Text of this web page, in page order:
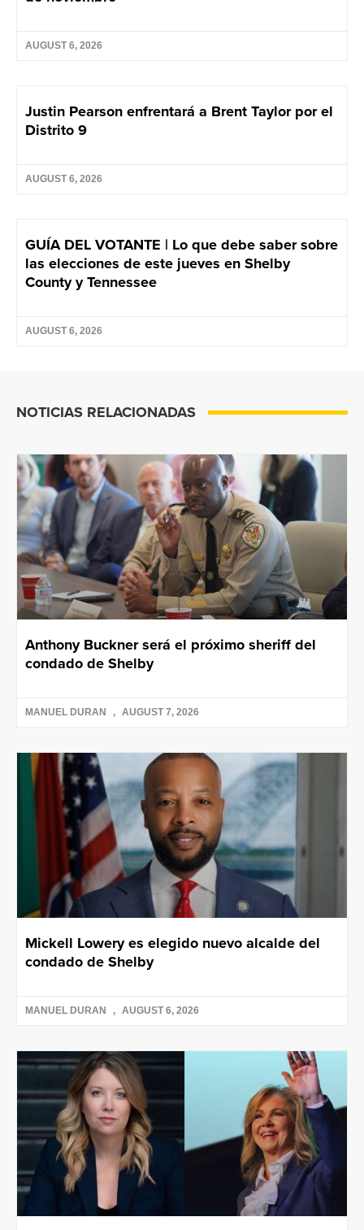
AUGUST 6, 2026
Justin Pearson enfrentará a Brent Taylor por el
Distrito 9
AUGUST 6, 2026
GUÍA DEL VOTANTE | Lo que debe saber sobre
las elecciones de este jueves en Shelby
County y Tennessee
AUGUST 6, 2026
NOTICIAS RELACIONADAS
Anthony Buckner será el próximo sheriff del
condado de Shelby
MANUEL DURAN AUGUST 7, 2026
Mickell Lowery es elegido nuevo alcalde del
condado de Shelby
MANUEL DURAN AUGUST 6, 2026